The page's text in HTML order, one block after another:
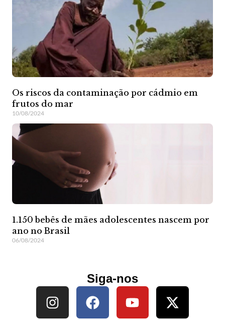
Os riscos da contaminação por cádmio em
frutos do mar
10/08/2024
1.150 bebês de mães adolescentes nascem por
ano no Brasil
06/08/2024
Siga-nos